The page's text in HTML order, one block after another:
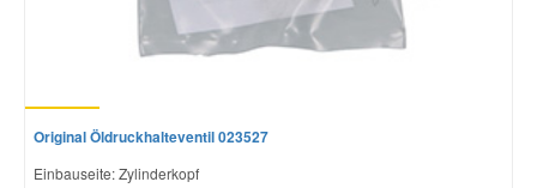
Original Öldruckhalteventil 023527
Einbauseite: Zylinderkopf